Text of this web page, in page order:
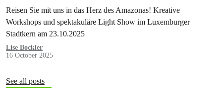
Reisen Sie mit uns in das Herz des Amazonas! Kreative
Workshops und spektakuläre Light Show im Luxemburger
Stadtkern am 23.10.2025
Lise Bockler
16 October 2025
See all posts